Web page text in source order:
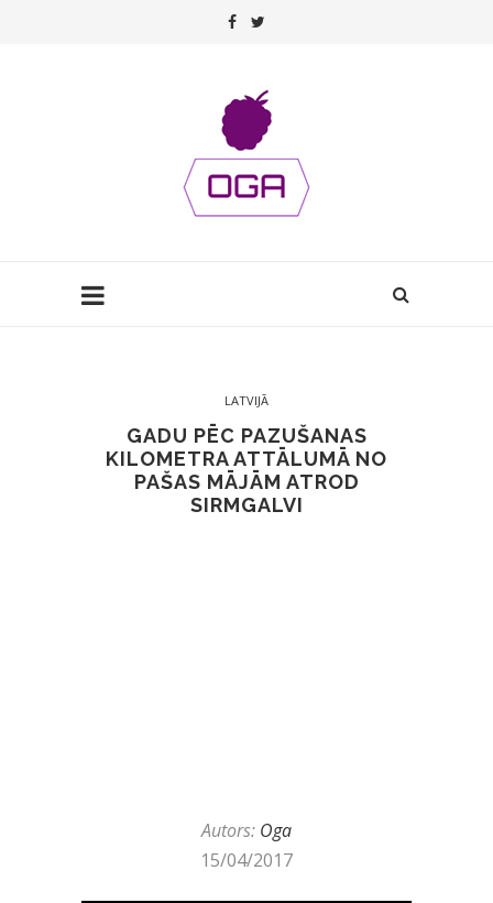
LATVIJĀ
GADU PĒC PAZUŠANAS
KILOMETRA ATTĀLUMĀ NO
PAŠAS MĀJĀM ATROD
SIRMGALVI
Autors: Oga
15/04/2017